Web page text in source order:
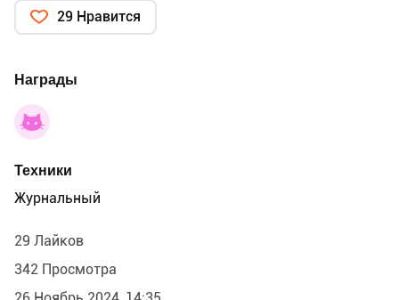
29 Нравится
Награды
Техники
Журнальный
29 Лайков
342 Просмотра